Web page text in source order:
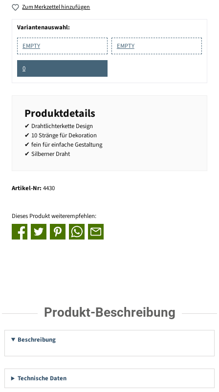
Zum Merkzettel hinzufügen
Variantenauswahl:
EMPTY EMPTY
0
Produktdetails
✔ Drahtlichterkette Design
✔ 10 Stränge für Dekoration
✔ fein für einfache Gestaltung
✔ Silberner Draht
Artikel-Nr: 4430
Dieses Produkt weiterempfehlen:
Produkt-Beschreibung
Beschreibung
Technische Daten